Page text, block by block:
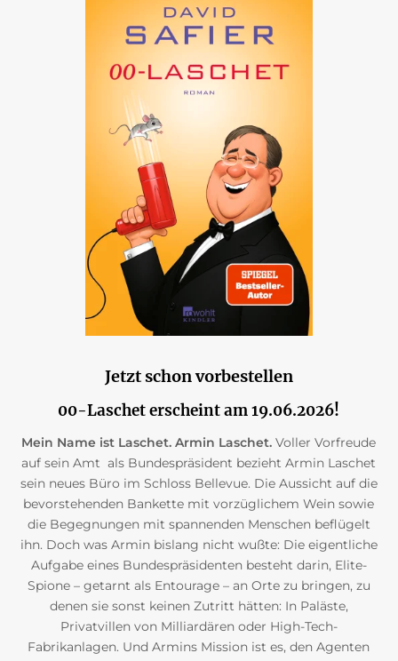
Jetzt schon vorbestellen
00-Laschet erscheint am 19.06.2026!
Mein Name ist Laschet. Armin Laschet.Voller Vorfreude
auf sein Amt als Bundespräsident bezieht Armin Laschet
sein neues Büro im Schloss Bellevue. Die Aussicht auf die
bevorstehenden Bankette mit vorzüglichem Wein sowie
die Begegnungen mit spannenden Menschen beflügelt
ihn. Doch was Armin bislang nicht wußte: Die eigentliche
Aufgabe eines Bundespräsidenten besteht darin, Elite-
Spione – getarnt als Entourage – an Orte zu bringen, zu
denen sie sonst keinen Zutritt hätten: In Paläste,
Privatvillen von Milliardären oder High-Tech-
Fabrikanlagen. Und Armins Mission ist es, den Agenten